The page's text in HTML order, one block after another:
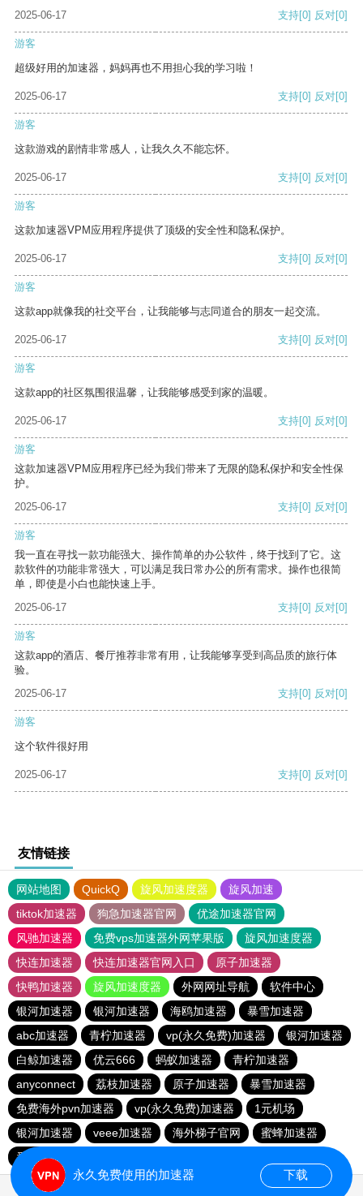
2025-06-17 支持[0] 反对[0]
游客
超级好用的加速器，妈妈再也不用担心我的学习啦！
2025-06-17 支持[0] 反对[0]
游客
这款游戏的剧情非常感人，让我久久不能忘怀。
2025-06-17 支持[0] 反对[0]
游客
这款加速器VPM应用程序提供了顶级的安全性和隐私保护。
2025-06-17 支持[0] 反对[0]
游客
这款app就像我的社交平台，让我能够与志同道合的朋友一起交流。
2025-06-17 支持[0] 反对[0]
游客
这款app的社区氛围很温馨，让我能够感受到家的温暖。
2025-06-17 支持[0] 反对[0]
游客
这款加速器VPM应用程序已经为我们带来了无限的隐私保护和安全性保
护。
2025-06-17
支持[0] 反对[0]
游客
我一直在寻找一款功能强大、操作简单的办公软件，终于找到了它。这
款软件的功能非常强大，可以满足我日常办公的所有需求。操作也很简
单，即使是小白也能快速上手。
2025-06-17
支持[0] 反对[0]
游客
这款app的酒店、餐厅推荐非常有用，让我能够享受到高品质的旅行体
验。
2025-06-17
支持[0] 反对[0]
游客
这个软件很好用
2025-06-17 支持[0] 反对[0]
友情链接
网站地图 QuickQ 旋风加速度器
旋风加速
tiktok加速器
狗急加速器官网
优途加速器官网
风驰加速器
免费vps加速器外网苹果版
旋风加速度器
快连加速器
快连加速器官网入口
原子加速器
快鸭加速器
旋风加速度器 外网网址导航
软件中心
银河加速器
银河加速器 海鸥加速器
暴雪加速器
abc加速器
青柠加速器 vp(永久免费)加速器
银河加速器
白鲸加速器
优云666 蚂蚁加速器
青柠加速器
anyconnect
荔枝加速器 原子加速器
暴雪加速器
免费海外pvn加速器
vp(永久免费)加速器
1元机场
银河加速器
veee加速器 海外梯子官网
蜜蜂加速器
番石榴加速器
永久免费使用的加速器 下载